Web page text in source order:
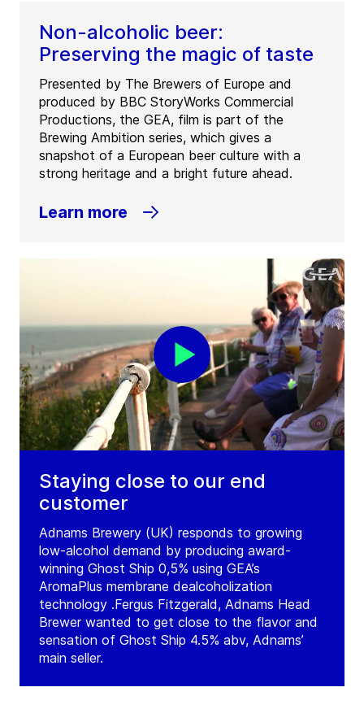
Non-alcoholic beer:
Preserving the magic of taste
Presented by The Brewers of Europe and
produced by BBC StoryWorks Commercial
Productions, the GEA, film is part of the
Brewing Ambition series, which gives a
snapshot of a European beer culture with a
strong heritage and a bright future ahead.
Learn more
Staying close to our end
customer
Adnams Brewery (UK) responds to growing
low-alcohol demand by producing award-
winning Ghost Ship 0,5% using GEA’s
AromaPlus membrane dealcoholization
technology .Fergus Fitzgerald, Adnams Head
Brewer wanted to get close to the flavor and
sensation of Ghost Ship 4.5% abv, Adnams’
main seller.